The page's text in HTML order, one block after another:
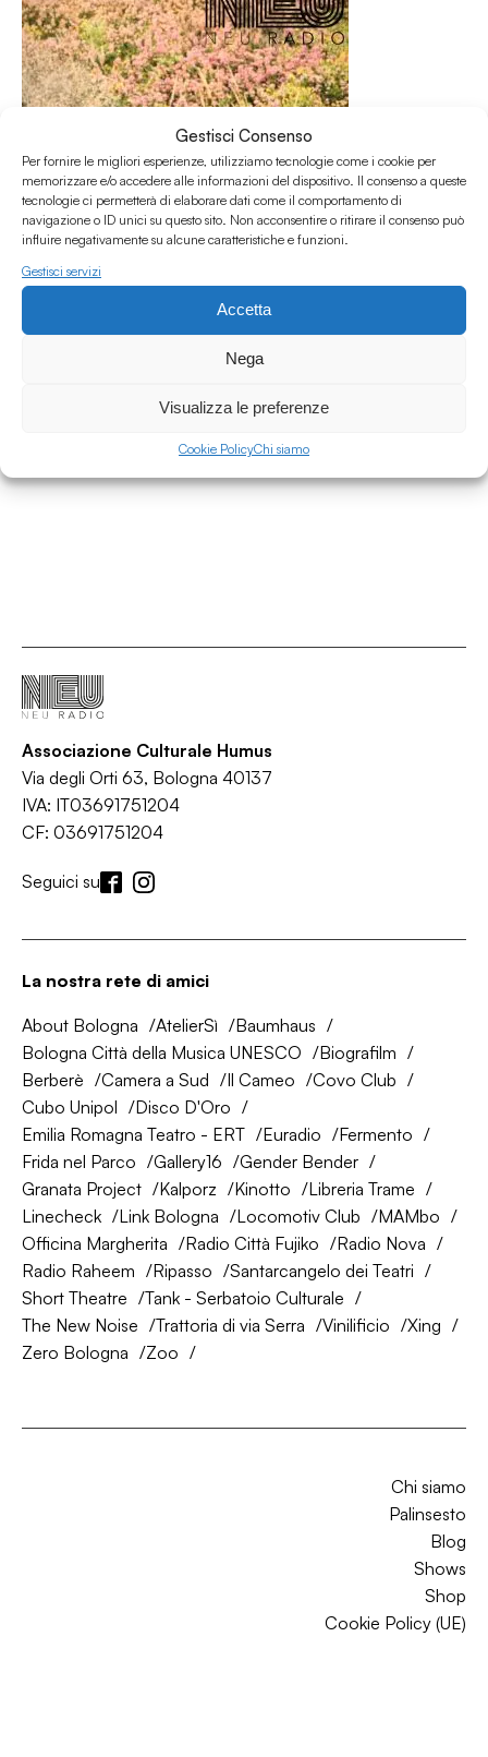
Gestisci Consenso
Per fornire le migliori esperienze, utilizziamo tecnologie come i cookie per
memorizzare e/o accedere alle informazioni del dispositivo. Il consenso a queste
tecnologie ci permetterà di elaborare dati come il comportamento di
navigazione o ID unici su questo sito. Non acconsentire o ritirare il consenso può
influire negativamente su alcune caratteristiche e funzioni.
Gestisci servizi
Accetta
Nega
Visualizza le preferenze
Cookie PolicyChi siamo
UNDER THE INFLUENCE #24: OSCURA
Under the Influence
Associazione Culturale Humus
Via degli Orti 63, Bologna 40137
IVA: IT03691751204
CF: 03691751204
Seguici su
La nostra rete di amici
About Bologna AtelierSì
Baumhaus
Bologna Città della Musica UNESCO
Biografilm
Berberè
Camera a Sud Il Cameo
Covo Club
Cubo Unipol
Disco D'Oro
Emilia Romagna Teatro - ERT
Euradio
Fermento
Frida nel Parco
Gallery16
Gender Bender
Granata Project
Kalporz Kinotto
Libreria Trame
Linecheck
Link Bologna Locomotiv Club
MAMbo
Officina Margherita
Radio Città Fujiko
Radio Nova
Radio Raheem
Ripasso
Santarcangelo dei Teatri
Short Theatre
Tank - Serbatoio Culturale
The New Noise
Trattoria di via Serra Vinilificio
Xing
Zero Bologna
Zoo
Chi siamo
Palinsesto
Blog
Shows
Shop
Cookie Policy (UE)